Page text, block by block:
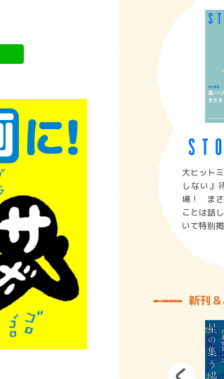
大ヒット
しない』
場！ まさ
ことは話
いて特別
新刊